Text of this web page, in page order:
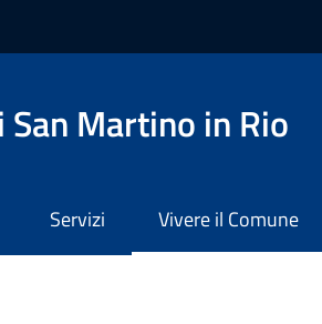
San Martino in Rio
Servizi Vivere il Comune